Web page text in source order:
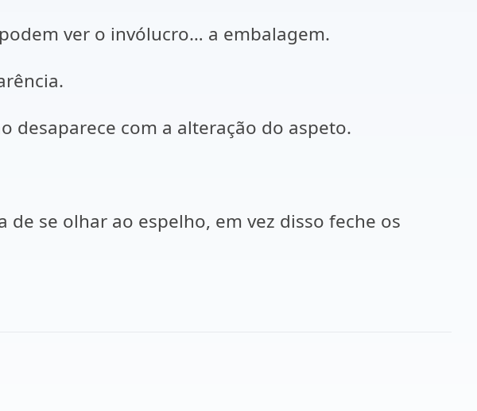
ver o invólucro… a embalagem.
desaparece com a alteração do aspeto.
se olhar ao espelho, em vez disso feche os